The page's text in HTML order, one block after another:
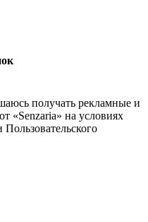
получать рекламные и
«Senzaria» на условиях